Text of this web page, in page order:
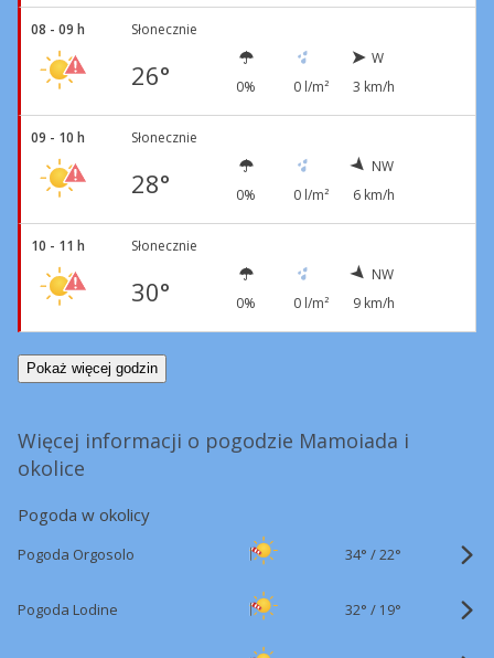
08 - 09 h Słonecznie
26° 0% 0 l/m²
W
3 km/h
09 - 10 h Słonecznie
28° 0% 0 l/m²
NW
6 km/h
10 - 11 h Słonecznie
30° 0% 0 l/m²
NW
9 km/h
Pokaż więcej godzin
Więcej informacji o pogodzie Mamoiada i
okolice
Pogoda w okolicy
Pogoda Orgosolo 34° /22°
Pogoda Lodine 32° / 19°